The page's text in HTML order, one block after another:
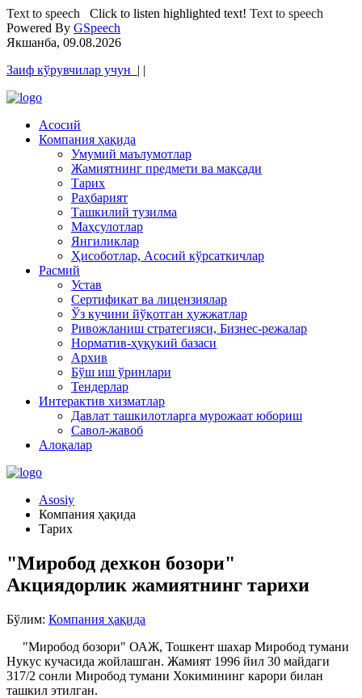
Text to speech Click to listen highlighted text! Text to speech
Powered By GSpeech
Якшанба, 09.08.2026
Заиф кўрувчилар учун | |
Асосий
Компания ҳақида
Умумий маълумотлар
Жамиятнинг предмети ва мақсади
Тарих
Раҳбарият
Ташкилий тузилма
Маҳсулотлар
Янгиликлар
Ҳисоботлар, Асосий кўрсаткичлар
Расмий
Устав
Сертификат ва лицензиялар
Ўз кучини йўқотган ҳужжатлар
Ривожланиш стратегияси, Бизнес-режалар
Норматив-ҳуқукий базаси
Архив
Бўш иш ўринлари
Тендерлар
Интерактив хизматлар
Давлат ташкилотларга мурожаат юбориш
Савол-жавоб
Алоқалар
Asosiy
Компания ҳақида
Тарих
"Миробод дехкон бозори"
Акциядорлик жамиятнинг тарихи
Бўлим: Компания ҳақида
"Миробод бозори" ОАЖ, Тошкент шахар Миробод тумани
Нукус кучасида жойлашган. Жамият 1996 йил 30 майдаги
317/2 сонли Миробод тумани Хокимининг карори билан
ташкил этилган.